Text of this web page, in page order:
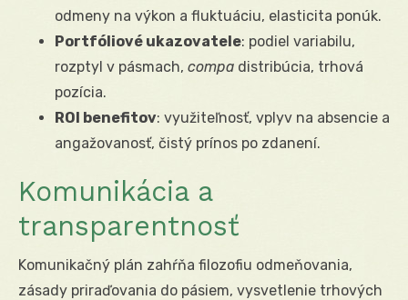
odmeny na výkon a fluktuáciu, elasticita ponúk.
Portfóliové ukazovatele: podiel variabilu,
rozptyl v pásmach, compa distribúcia, trhová
pozícia.
ROI benefitov: využiteľnosť, vplyv na absencie a
angažovanosť, čistý prínos po zdanení.
Komunikácia a
transparentnosť
Komunikačný plán zahŕňa filozofiu odmeňovania,
zásady priraďovania do pásiem, vysvetlenie trhových